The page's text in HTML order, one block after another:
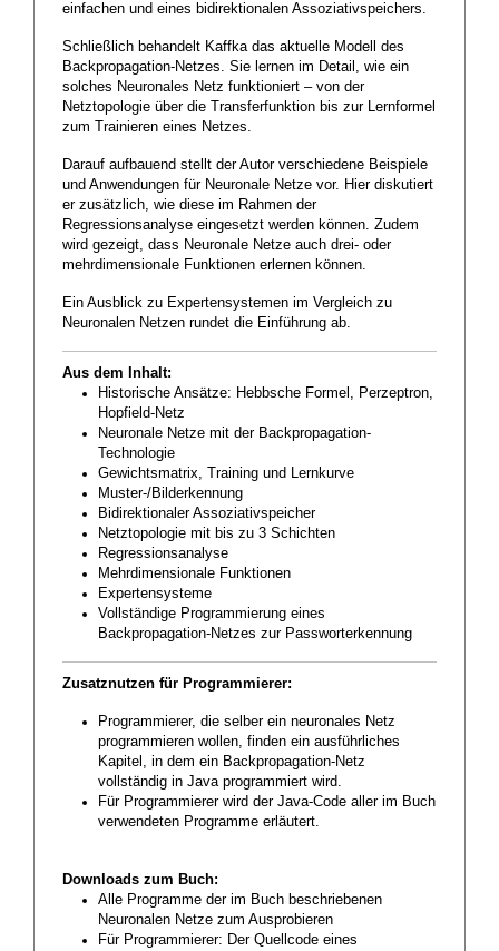
einfachen und eines bidirektionalen Assoziativspeichers.
Schließlich behandelt Kaffka das aktuelle Modell des
Backpropagation-Netzes. Sie lernen im Detail, wie ein
solches Neuronales Netz funktioniert – von der
Netztopologie über die Transferfunktion bis zur Lernformel
zum Trainieren eines Netzes.
Darauf aufbauend stellt der Autor verschiedene Beispiele
und Anwendungen für Neuronale Netze vor. Hier diskutiert
er zusätzlich, wie diese im Rahmen der
Regressionsanalyse eingesetzt werden können. Zudem
wird gezeigt, dass Neuronale Netze auch drei- oder
mehrdimensionale Funktionen erlernen können.
Ein Ausblick zu Expertensystemen im Vergleich zu
Neuronalen Netzen rundet die Einführung ab.
Aus dem Inhalt:
Historische Ansätze: Hebbsche Formel, Perzeptron,
Hopfield-Netz
Neuronale Netze mit der Backpropagation-
Technologie
Gewichtsmatrix, Training und Lernkurve
Muster-/Bilderkennung
Bidirektionaler Assoziativspeicher
Netztopologie mit bis zu 3 Schichten
Regressionsanalyse
Mehrdimensionale Funktionen
Expertensysteme
Vollständige Programmierung eines
Backpropagation-Netzes zur Passworterkennung
Zusatznutzen für Programmierer:
Programmierer, die selber ein neuronales Netz
programmieren wollen, finden ein ausführliches
Kapitel, in dem ein Backpropagation-Netz
vollständig in Java programmiert wird.
Für Programmierer wird der Java-Code aller im Buch
verwendeten Programme erläutert.
Downloads zum Buch:
Alle Programme der im Buch beschriebenen
Neuronalen Netze zum Ausprobieren
Für Programmierer: Der Quellcode eines